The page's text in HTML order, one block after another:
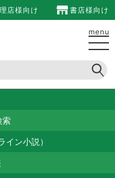
店様向け 書店様向け
menu
索
ン小説）